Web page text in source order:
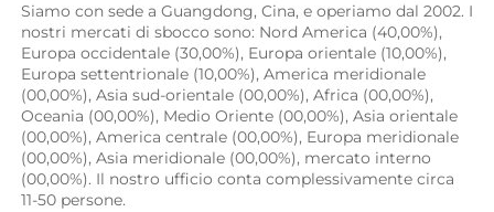
Siamo con sede a Guangdong, Cina, e operiamo dal 2002. I
nostri mercati di sbocco sono: Nord America (40,00%),
Europa occidentale (30,00%), Europa orientale (10,00%),
Europa settentrionale (10,00%), America meridionale
(00,00%), Asia sud-orientale (00,00%), Africa (00,00%),
Oceania (00,00%), Medio Oriente (00,00%), Asia orientale
(00,00%), America centrale (00,00%), Europa meridionale
(00,00%), Asia meridionale (00,00%), mercato interno
(00,00%). Il nostro ufficio conta complessivamente circa
11-50 persone.